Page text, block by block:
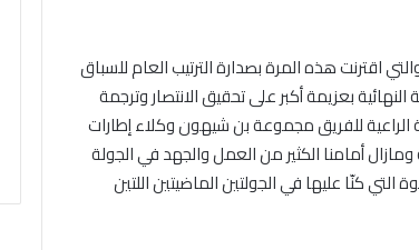
اقترنت هذه المرة بصدارة الترتيب العام للسباق
بعزيمة أكبر على تحقيق الانتصار وترجمة
الراعية للفريق مجموعة بن شيهون وكلاء إطارات
أمامنا الكثير من العمل والجهد في الجولة
كنّا عليها في الجولتين الماضيتين اللتين